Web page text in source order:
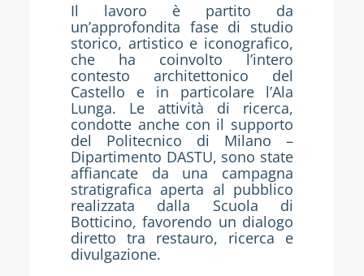
Il lavoro è partito da
un’approfondita fase di studio
storico, artistico e iconografico,
che ha coinvolto l’intero
contesto architettonico del
Castello e in particolare l’Ala
Lunga. Le attività di ricerca,
condotte anche con il supporto
del Politecnico di Milano –
Dipartimento DASTU, sono state
affiancate da una campagna
stratigrafica aperta al pubblico
realizzata dalla Scuola di
Botticino, favorendo un dialogo
diretto tra restauro, ricerca e
divulgazione.